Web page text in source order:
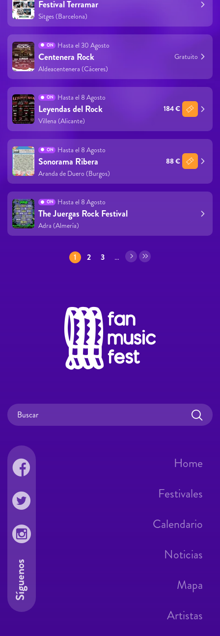
Festival Terramar
Sitges (Barcelona)
ON Hasta el 30 Agosto
Centenera Rock
Aldeacentenera (Cáceres)
Gratuito
ON Hasta el 8 Agosto
Leyendas del Rock
Villena (Alicante)
184 €
ON Hasta el 8 Agosto
Sonorama Ribera
Aranda de Duero (Burgos)
88 €
ON Hasta el 8 Agosto
The Juergas Rock Festival
Adra (Almería)
1 2 3 …
Home
Festivales
Calendario
Noticias
Mapa
Artistas
Síguenos